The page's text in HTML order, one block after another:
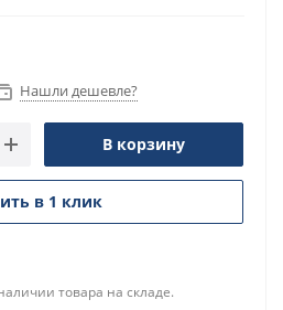
Нашли дешевле?
В корзину
в 1 клик
товара на складе.